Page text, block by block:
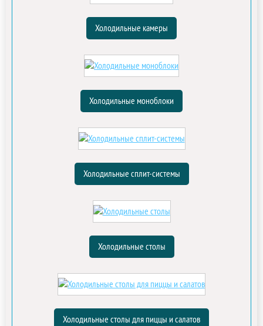
Холодильные камеры
Холодильные моноблоки
Холодильные сплит-системы
Холодильные столы
Холодильные столы для пиццы и салатов